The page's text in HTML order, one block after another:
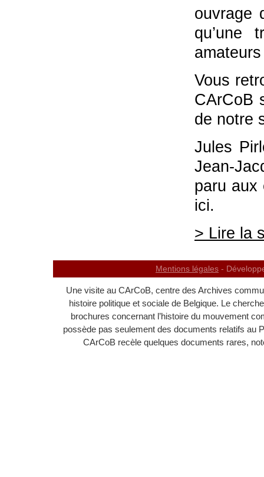
ouvrage
qu’une
Vous
CArCoB
de notre
Jules
Jean-
paru aux
ici.
> Lire la
Mentions légales -
Une visite au CArCoB, centre des Archives
histoire politique et sociale de Belgique. Le
brochures concernant l’histoire du mouvement
possède pas seulement des documents relatifs au
CArCoB recèle quelques documents rares,